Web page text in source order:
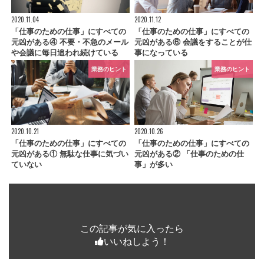
2020.11.04
「仕事のための仕事」にすべての
元凶がある④ 不要・不急のメール
や会議に毎日追われ続けている
2020.11.12
「仕事のための仕事」にすべての
元凶がある⑥ 会議をすることが仕
事になっている
業務のヒント
2020.10.21
「仕事のための仕事」にすべての
元凶がある① 無駄な仕事に気づい
ていない
業務のヒント
2020.10.26
「仕事のための仕事」にすべての
元凶がある② 「仕事のための仕
事」が多い
この記事が気に入ったら
いいねしよう！